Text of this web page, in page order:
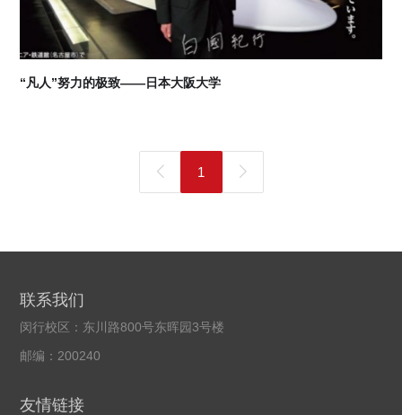
“凡人”努力的极致——日本大阪大学
1
联系我们
闵行校区：东川路800号东晖园3号楼
邮编：200240
友情链接